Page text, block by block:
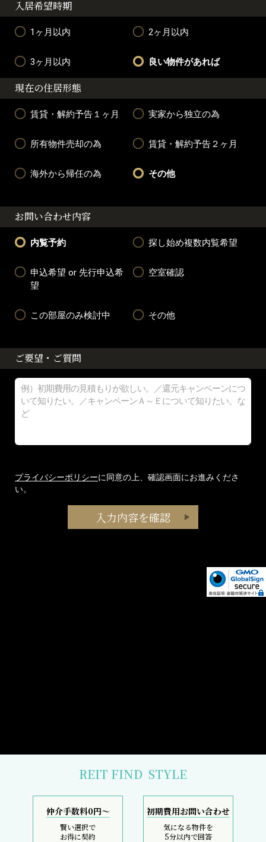
入居希望時期
1ヶ月以内 2ヶ月以内
3ヶ月以内 良い物件があれば
現在の住居形態
賃貸・解約予告１ヶ月 実家から独立の為
所有物件売却の為 賃貸・解約予告２ヶ月
海外から帰任の為 その他
お問い合わせ内容
内覧予約 探し始め複数内覧希望
申込希望 or 先行申込希
望
空室確認
この部屋のみ検討中 その他
ご要望・ご質問
プライバシーポリシーに同意の上、確認画面にお進みくださ
い。
REIT FIND STYLE
仲介手数料0円～
賢い選択で
お得に契約
初期費用お問い合わせ
気になる物件を
5分以内で回答